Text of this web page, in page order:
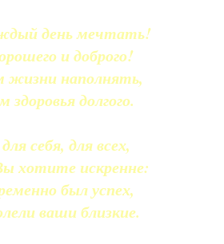
день мечтать!
и доброго!
жизни наполнять,
здоровья долгого.
себя, для всех,
хотите искренне:
был успех,
ваши близкие.